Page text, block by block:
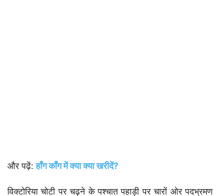
और पढ़ें:हाँग काँग में क्या क्या खरीदें?
विक्टोरिया चोटी पर चढ़ने के पश्चात पहाड़ी पर चारों ओर पदभ्रमण